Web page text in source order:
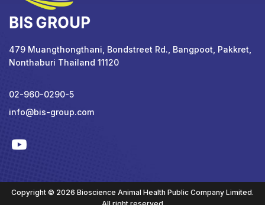
479 Muangthongthani, Bondstreet Rd., Bangpoot, Pakkret,
Nonthaburi Thailand 11120
02-960-0290-5
info@bis-group.com
Copyright © 2026 Bioscience Animal Health Public Company Limited.